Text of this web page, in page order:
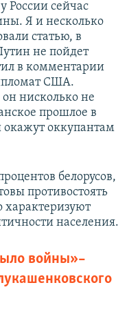
России сейчас
Я и несколько
статью, в
не пойдет
в комментарии
США.
нисколько не
прошлое в
окажут оккупантам
белорусов,
противостоять
характеризуют
населения.
войны» –